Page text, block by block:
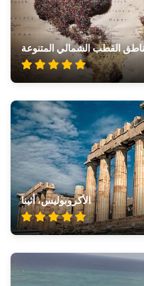
القطب الشمالي المتنوعة
الأكروبوليس، أثينا